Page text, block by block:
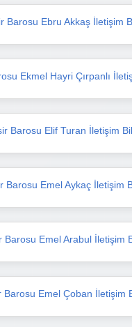
Barosu Ebru Akkaş İletişim
Ekmel Hayri Çırpanlı
Barosu Elif Turan İletişim
Barosu Emel Aykaç İletişim
Barosu Emel Arabul İletişim
Barosu Emel Çoban İletişim